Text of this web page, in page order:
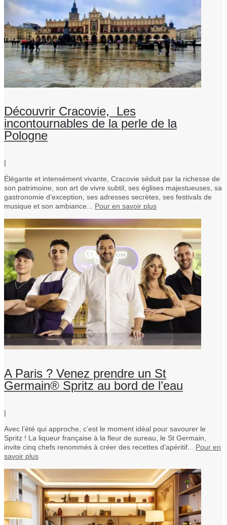
Découvrir Cracovie, Les
incontournables de la perle de la
Pologne
|
Élégante et intensément vivante, Cracovie séduit par la richesse de
son patrimoine, son art de vivre subtil, ses églises majestueuses, sa
gastronomie d’exception, ses adresses secrètes, ses festivals de
musique et son ambiance... Pour en savoir plus
A Paris ? Venez prendre un St
Germain® Spritz au bord de l’eau
|
Avec l’été qui approche, c’est le moment idéal pour savourer le
Spritz ! La liqueur française à la fleur de sureau, le St Germain,
invite cinq chefs renommés à créer des recettes d’apéritif... Pour en
savoir plus